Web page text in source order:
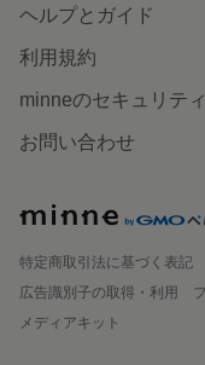
ヘルプとガイド
利用規約
minneのセキュリティ
お問い合わせ
特定商取引法に基づく表記
広告識別子の取得・利用
メディアキット